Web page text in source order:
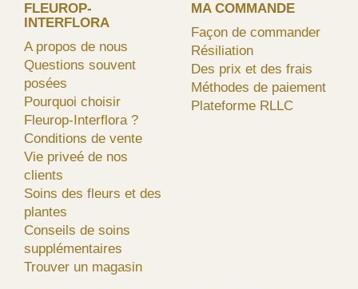
FLEUROP-
INTERFLORA
A propos de nous
Questions souvent
posées
Pourquoi choisir
Fleurop-Interflora ?
Conditions de vente
Vie priveé de nos
clients
Soins des fleurs et des
plantes
Conseils de soins
supplémentaires
Trouver un magasin
MA COMMANDE
Façon de commander
Résiliation
Des prix et des frais
Méthodes de paiement
Plateforme RLLC